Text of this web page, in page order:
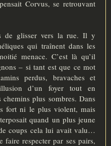
Corvus, se retrouvant
de glisser vers la rue. Il y
qui traînent dans les
menace. C’est là qu’il
– si tant est que ce mot
perdus, bravaches et
d’un foyer tout en
plus sombres. Dans
fort ni le plus violent, mais
quand un plus jeune
coups cela lui avait valu…
faire respecter par ses pairs,